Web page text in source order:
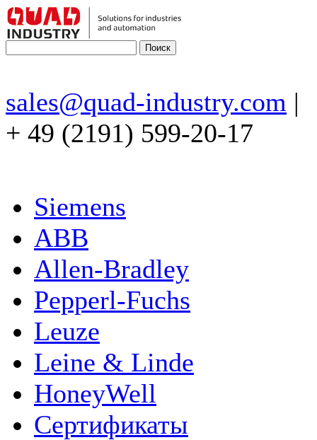
sales@quad-industry.com |
+ 49 (2191) 599-20-17
Siemens
ABB
Allen-Bradley
Pepperl-Fuchs
Leuze
Leine & Linde
HoneyWell
Сертификаты